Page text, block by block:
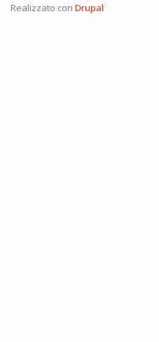
Realizzato con Drupal